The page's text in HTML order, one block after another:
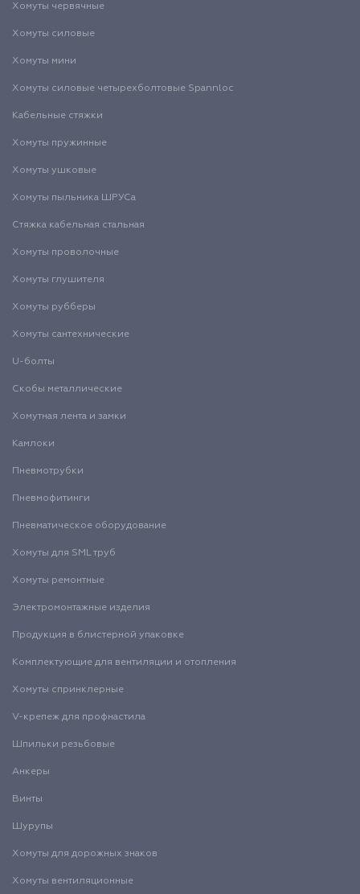
Хомуты червячные
Хомуты силовые
Хомуты мини
Хомуты силовые четырехболтовые Spannloc
Кабельные стяжки
Хомуты пружинные
Хомуты ушковые
Хомуты пыльника ШРУСа
Стяжка кабельная стальная
Хомуты проволочные
Хомуты глушителя
Хомуты рубберы
Хомуты сантехнические
U-болты
Скобы металлические
Хомутная лента и замки
Камлоки
Пневмотрубки
Пневмофитинги
Пневматическое оборудование
Хомуты для SML труб
Хомуты ремонтные
Электромонтажные изделия
Продукция в блистерной упаковке
Комплектующие для вентиляции и отопления
Хомуты спринклерные
V-крепеж для профнастила
Шпильки резьбовые
Анкеры
Винты
Шурупы
Хомуты для дорожных знаков
Хомуты вентиляционные